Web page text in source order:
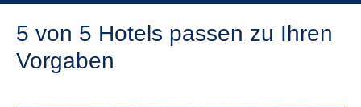
5 von 5 Hotels passen zu Ihren
Vorgaben